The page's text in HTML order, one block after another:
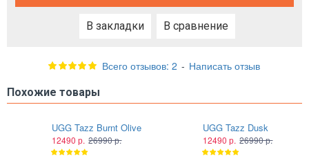
Всего отзывов: 2 - Написать отзыв
В закладки В сравнение
Похожие товары
UGG Tazz Burnt Olive
12490 р. 26990 р.
UGG Tazz Dusk
12490 р. 26990 р.